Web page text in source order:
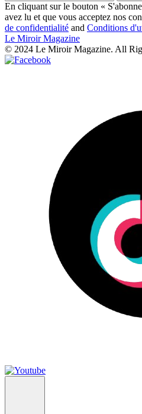
En cliquant sur le bouton «
avez lu et que vous acceptez nos
de confidentialité and Conditions
Le Miroir Magazine
© 2024 Le Miroir Magazine. All